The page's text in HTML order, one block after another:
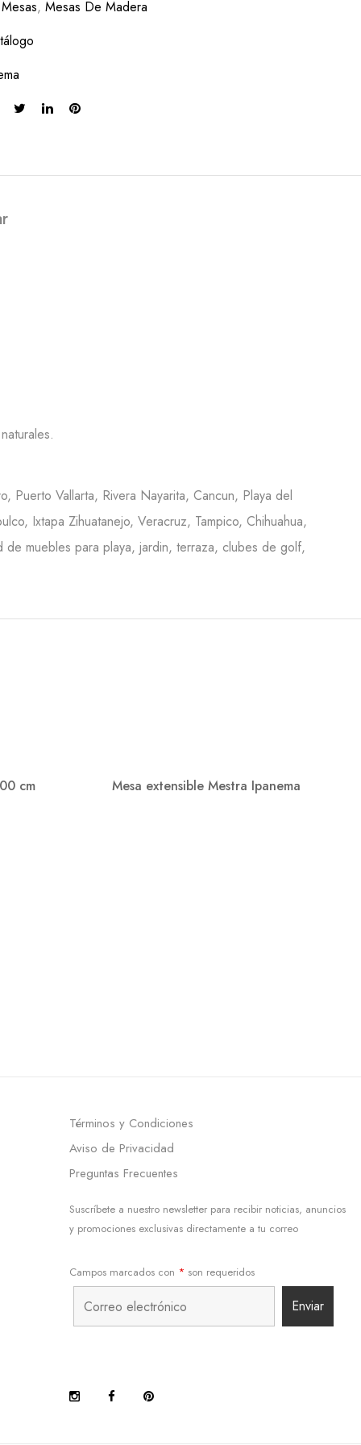
Mesas,Mesas De Madera
Puerto Vallarta, Rivera Nayarita, Cancun, Playa del
Ixtapa Zihuatanejo, Veracruz, Tampico, Chihuahua,
muebles para playa, jardin, terraza, clubes de golf,
cm Mesa extensible Mestra Ipanema
Términos y Condiciones
Aviso de Privacidad
Preguntas Frecuentes
Suscríbete a nuestro newsletter para recibir noticias, anuncios
y promociones exclusivas directamente a tu correo
Campos marcados con * son requeridos